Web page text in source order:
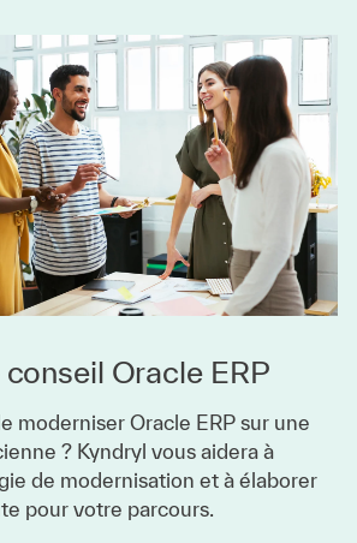
Oracle ERP
moderniser Oracle ERP sur une
? Kyndryl vous aidera à
de modernisation et à élaborer
pour votre parcours.